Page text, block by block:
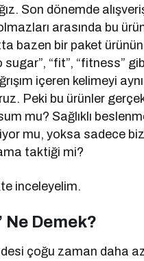
Son dönemde
arasında bu
bazen bir paket
sugar”, “fit”, “fitness”
içeren kelimeyi
Peki bu ürünler
mu? Sağlıklı
mu, yoksa sadece
taktiği mi?
inceleyelim.
Ne Demek?
çoğu zaman daha